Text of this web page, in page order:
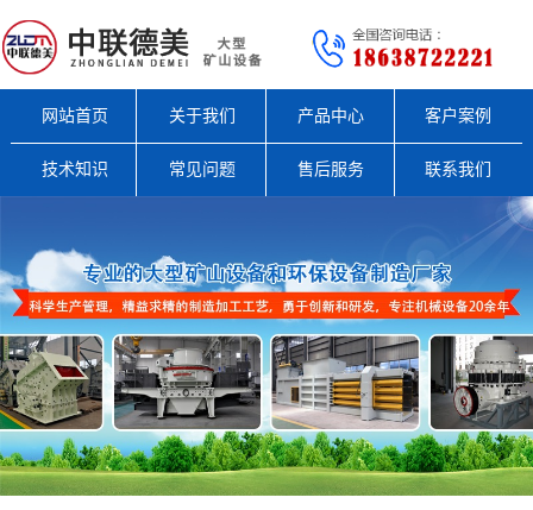
网站首页 关于我们 产品中心 客户案例
技术知识 常见问题 售后服务 联系我们